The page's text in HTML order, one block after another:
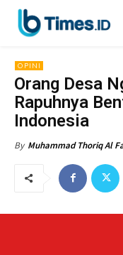
OPINI
Orang Desa
Rapuhnya
Indonesia
By Muhammad Thoriq Al